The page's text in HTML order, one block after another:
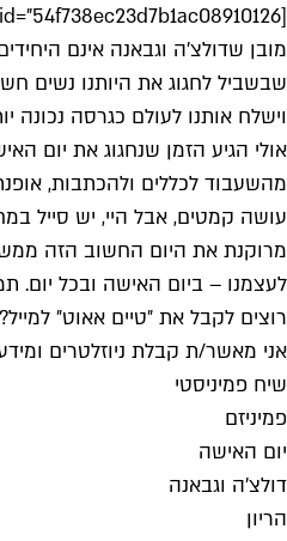
[interaction id="54f738ec23d7b1ac08910126"]
מובן שדולצ'ה וגבאנה אינם
שבשביל לחגוג את היותנו נשים
וישלח אותנו לעולם כגרסה נכונה
מהשעבוד לכללים ולהכתבות,
מרוקנת את היום החשוב הזה
לעצמנו – ביום האישה ובכל יום.
רוצים לקבל את ״טיים אאוט״
אני מאשר/ת קבלת ניוזלטרים
שיח פמיניסטי
פמיניזם
יום האישה
דולצ'ה וגבאנה
הריון